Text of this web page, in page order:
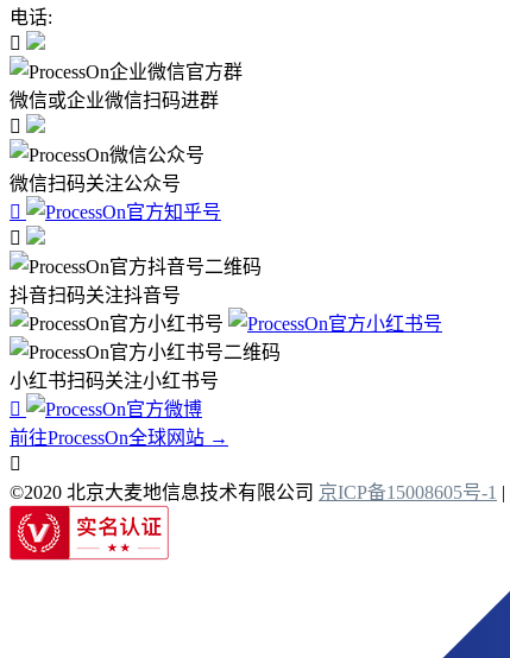
电话:

微信或企业微信扫码进群

微信扫码关注公众号


抖音扫码关注抖音号
小红书扫码关注小红书号

前往ProcessOn全球网站 →

©2020 北京大麦地信息技术有限公司 京ICP备15008605号-1 |